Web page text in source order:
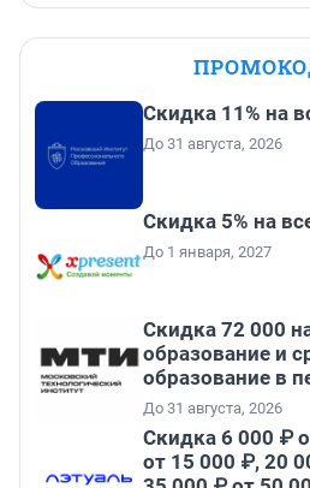
Скидка 11% на
До 31 августа, 2026
Скидка 5% на
До 1 января, 2027
Скидка 72 000
образование и
образование в
До 31 августа, 2026
Скидка 6 000 ₽
от 15 000 ₽, 20